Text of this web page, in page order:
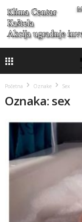
Početna Oznake Sex
Oznaka: sex